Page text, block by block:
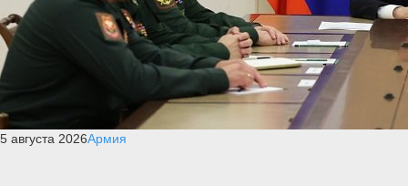
5 августа 2026Армия